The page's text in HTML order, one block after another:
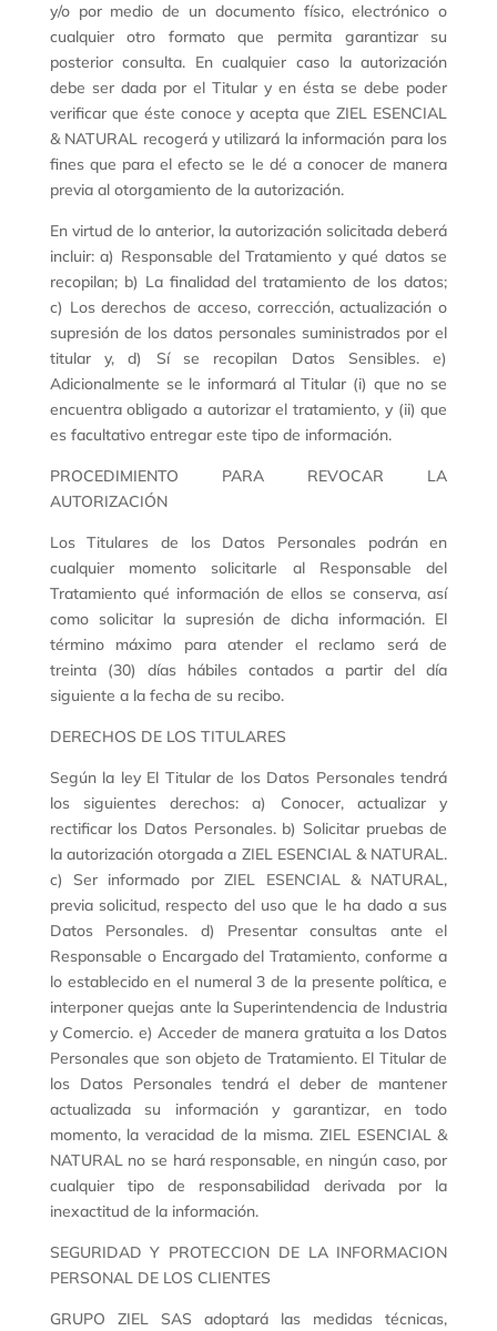
y/o por medio de un documento físico, electrónico o
cualquier otro formato que permita garantizar su
posterior consulta. En cualquier caso la autorización
debe ser dada por el Titular y en ésta se debe poder
verificar que éste conoce y acepta que ZIEL ESENCIAL
& NATURAL recogerá y utilizará la información para los
fines que para el efecto se le dé a conocer de manera
previa al otorgamiento de la autorización.
En virtud de lo anterior, la autorización solicitada deberá
incluir: a) Responsable del Tratamiento y qué datos se
recopilan; b) La finalidad del tratamiento de los datos;
c) Los derechos de acceso, corrección, actualización o
supresión de los datos personales suministrados por el
titular y, d) Sí se recopilan Datos Sensibles. e)
Adicionalmente se le informará al Titular (i) que no se
encuentra obligado a autorizar el tratamiento, y (ii) que
es facultativo entregar este tipo de información.
PROCEDIMIENTO PARA REVOCAR LA
AUTORIZACIÓN
Los Titulares de los Datos Personales podrán en
cualquier momento solicitarle al Responsable del
Tratamiento qué información de ellos se conserva, así
como solicitar la supresión de dicha información. El
término máximo para atender el reclamo será de
treinta (30) días hábiles contados a partir del día
siguiente a la fecha de su recibo.
DERECHOS DE LOS TITULARES
Según la ley El Titular de los Datos Personales tendrá
los siguientes derechos: a) Conocer, actualizar y
rectificar los Datos Personales. b) Solicitar pruebas de
la autorización otorgada a ZIEL ESENCIAL & NATURAL.
c) Ser informado por ZIEL ESENCIAL & NATURAL,
previa solicitud, respecto del uso que le ha dado a sus
Datos Personales. d) Presentar consultas ante el
Responsable o Encargado del Tratamiento, conforme a
lo establecido en el numeral 3 de la presente política, e
interponer quejas ante la Superintendencia de Industria
y Comercio. e) Acceder de manera gratuita a los Datos
Personales que son objeto de Tratamiento. El Titular de
los Datos Personales tendrá el deber de mantener
actualizada su información y garantizar, en todo
momento, la veracidad de la misma. ZIEL ESENCIAL &
NATURAL no se hará responsable, en ningún caso, por
cualquier tipo de responsabilidad derivada por la
inexactitud de la información.
SEGURIDAD Y PROTECCION DE LA INFORMACION
PERSONAL DE LOS CLIENTES
GRUPO ZIEL SAS adoptará las medidas técnicas,